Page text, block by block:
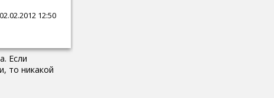
12:50
Если
то никакой